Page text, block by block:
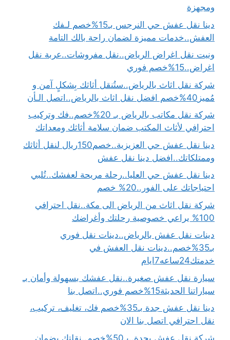
ومجهزة
دينا نقل عفش حي النرجس بـ15%خصم لـفك
العفش..خدمات مميزة لضمان راحة بالك التامة
ونيت نقل اغراض الرياض..نقل مفروشات..عربة نقل
اغراض..15%خصم فوري
شركة نقل اثاث بالرياض..ستُنقل أثاثك بِشكلٍ آمن و
مُميز40%خصم افضل نقل اثاث بالرياض..اتصل الـأن
شركة نقل مكاتب بالرياض بـ 20%خصم..فك وتركيب
احترافي لأثاث المكتب ضمان سلامة أثاثك ومعداتك
دينا نقل عفش حي العزيزية..خصم150ريال لنقل أثاثك
وممتلكاتك..افضل دينا نقل عفش
دينا نقل عفش حي العليا..رحلة مريحة لعفشك..تُلبي
احتياجاتك على الفور..20% خصم
شركة نقل اثاث من الرياض الى مكة..نقل احترافي
100% يراعي خصوصية رحلتك وأغراضك
دينات نقل عفش بالرياض..دينات نقل فوري
بـ35%خصم..دينات نقل العفش في
خدمتك24ساعه7ايام
سيارة نقل عفش صغيرة..نقل عفشك بسهولة وأمان بـ
سياراتنا الحديثة15%خصم فوري..اتصل بنا
دينا نقل عفش جدة بـ35%خصم فك، تغليف، تركيب،
نقل احترافي اتصل بنا الان
شركة نقل عفش بجدة..بـ50%خصم..نقلتك بضمان